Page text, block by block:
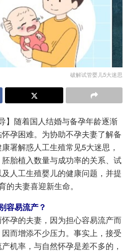
破解试管婴儿5大迷思
】随着国人结婚与备孕年龄逐渐
孕困难。为协助不孕夫妻了解备
署解惑人工生殖常见5大迷思，
胎植入数量与成功率的关系、试
人工生殖婴儿的健康问题，并提
夫妻喜迎新生命。
容易流产？
孕的夫妻，因为担心容易流产而
而增添不少压力。事实上，接受
机率，与自然怀孕是差不多的，